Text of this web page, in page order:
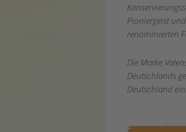
Pioniergeist
renommierten
Die Marke
Deutschlands
Deutschland